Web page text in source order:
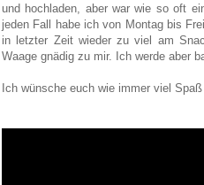
und hochladen, aber war wie so oft
jeden Fall habe ich von Montag bis
in letzter Zeit wieder zu viel am
Waage gnädig zu mir. Ich werde aber
Ich wünsche euch wie immer viel